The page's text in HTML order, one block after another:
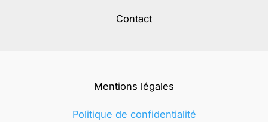
Contact
Mentions légales
Politique de confidentialité